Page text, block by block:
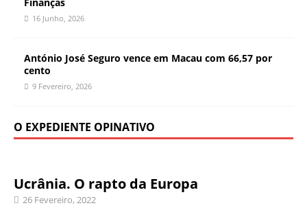
16 Junho, 2026
António José Seguro vence em Macau com 66,57 por
cento
9 Fevereiro, 2026
O EXPEDIENTE OPINATIVO
Ucrânia. O rapto da Europa
26 Fevereiro, 2022